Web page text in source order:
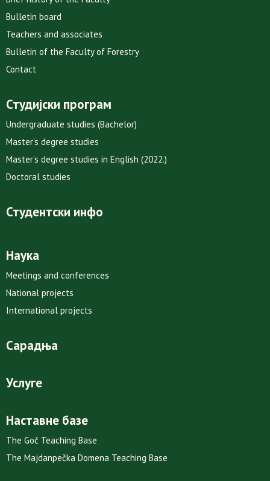
Bulletin board
Teachers and associates
Bulletin of the Faculty of Forestry
Contact
Студијски програм
Undergraduate studies (Bachelor)
Master’s degree studies
Master’s degree studies in English (2022.)
Doctoral studies
Студентски инфо
Наука
Meetings and conferences
National projects
International projects
Сарадња
Услуге
Наставне базе
The Goč Teaching Base
The Majdanpečka Domena Teaching Base